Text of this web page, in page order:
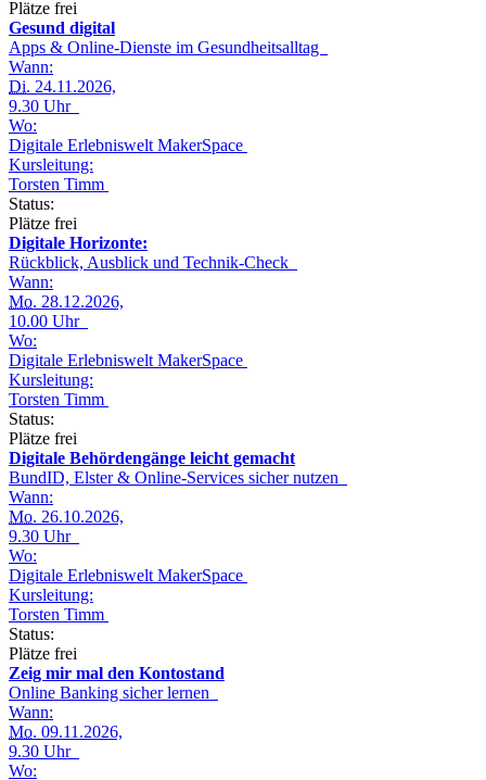
Plätze frei
Gesund digital
Apps & Online-Dienste im Gesundheitsalltag
Wann:
Di. 24.11.2026,
9.30 Uhr
Wo:
Digitale Erlebniswelt MakerSpace
Kursleitung:
Torsten Timm
Status:
Plätze frei
Digitale Horizonte:
Rückblick, Ausblick und Technik-Check
Wann:
Mo. 28.12.2026,
10.00 Uhr
Wo:
Digitale Erlebniswelt MakerSpace
Kursleitung:
Torsten Timm
Status:
Plätze frei
Digitale Behördengänge leicht gemacht
BundID, Elster & Online-Services sicher nutzen
Wann:
Mo. 26.10.2026,
9.30 Uhr
Wo:
Digitale Erlebniswelt MakerSpace
Kursleitung:
Torsten Timm
Status:
Plätze frei
Zeig mir mal den Kontostand
Online Banking sicher lernen
Wann:
Mo. 09.11.2026,
9.30 Uhr
Wo: